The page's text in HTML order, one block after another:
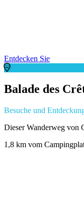
Entdecken Sie
Balade des
Besuche und
Dieser Wanderweg von
1,8 km vom